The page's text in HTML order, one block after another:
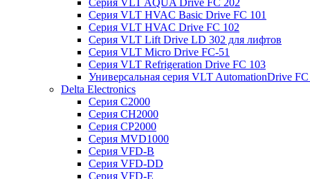
Серия VLT HVAC Basic Drive FC 101
Серия VLT HVAC Drive FC 102
Серия VLT Lift Drive LD 302 для лифтов
Серия VLT Micro Drive FC-51
Серия VLT Refrigeration Drive FC 103
Универсальная серия VLT AutomationDrive
Delta Electronics
Серия C2000
Серия CH2000
Серия CP2000
Серия MVD1000
Серия VFD-B
Серия VFD-DD
Серия VFD-E